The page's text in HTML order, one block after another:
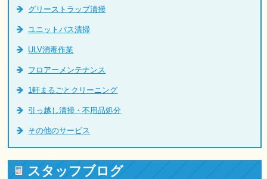
グリーストラップ清掃
ユニットバス清掃
ULV消毒作業
フロアーメンテナンス
1軒まるごとクリーニング
引っ越し清掃・不用品処分
その他のサービス
スタッフブログ